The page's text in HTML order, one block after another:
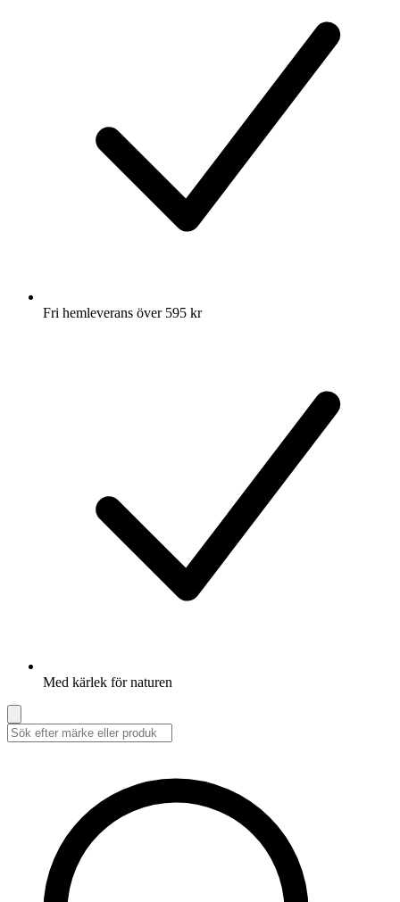
Fri hemleverans över 595 kr
Med kärlek för naturen